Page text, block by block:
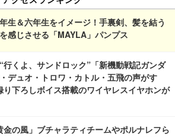
生＆六年生をイメージ！手裏剣、髪を結う
感じさせる「MAYLA」パンプス
行くよ、サンドロック”「新機動戦記ガンダ
デュオ・トロワ・カトル・五飛の声がす
下ろしボイス搭載のワイヤレスイヤホンが
金の風」ブチャラティチームやポルナレフら